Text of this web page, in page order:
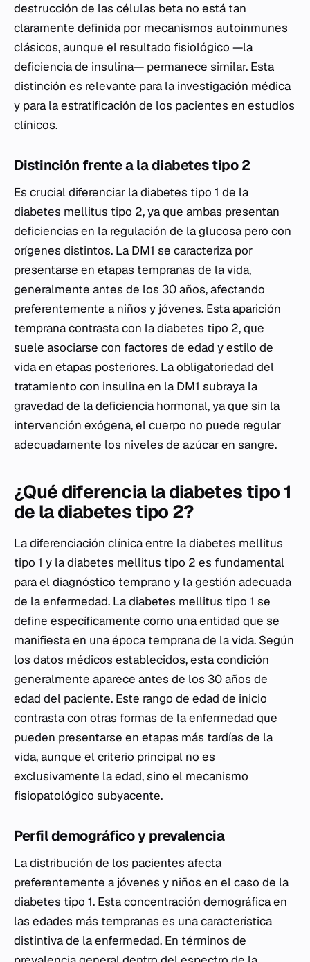
destrucción de las células beta no está tan
claramente definida por mecanismos autoinmunes
clásicos, aunque el resultado fisiológico —la
deficiencia de insulina— permanece similar. Esta
distinción es relevante para la investigación médica
y para la estratificación de los pacientes en estudios
clínicos.
Distinción frente a la diabetes tipo 2
Es crucial diferenciar la diabetes tipo 1 de la
diabetes mellitus tipo 2, ya que ambas presentan
deficiencias en la regulación de la glucosa pero con
orígenes distintos. La DM1 se caracteriza por
presentarse en etapas tempranas de la vida,
generalmente antes de los 30 años, afectando
preferentemente a niños y jóvenes. Esta aparición
temprana contrasta con la diabetes tipo 2, que
suele asociarse con factores de edad y estilo de
vida en etapas posteriores. La obligatoriedad del
tratamiento con insulina en la DM1 subraya la
gravedad de la deficiencia hormonal, ya que sin la
intervención exógena, el cuerpo no puede regular
adecuadamente los niveles de azúcar en sangre.
¿Qué diferencia la diabetes tipo 1
de la diabetes tipo 2?
La diferenciación clínica entre la diabetes mellitus
tipo 1 y la diabetes mellitus tipo 2 es fundamental
para el diagnóstico temprano y la gestión adecuada
de la enfermedad. La diabetes mellitus tipo 1 se
define específicamente como una entidad que se
manifiesta en una época temprana de la vida. Según
los datos médicos establecidos, esta condición
generalmente aparece antes de los 30 años de
edad del paciente. Este rango de edad de inicio
contrasta con otras formas de la enfermedad que
pueden presentarse en etapas más tardías de la
vida, aunque el criterio principal no es
exclusivamente la edad, sino el mecanismo
fisiopatológico subyacente.
Perfil demográfico y prevalencia
La distribución de los pacientes afecta
preferentemente a jóvenes y niños en el caso de la
diabetes tipo 1. Esta concentración demográfica en
las edades más tempranas es una característica
distintiva de la enfermedad. En términos de